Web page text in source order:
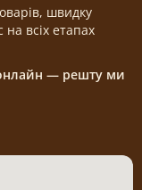
швидку
на всіх етапах
онлайн — решту ми